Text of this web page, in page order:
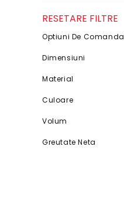
RESETARE FILTRE
Optiuni De Comanda
Dimensiuni
Material
Culoare
Volum
Greutate Neta